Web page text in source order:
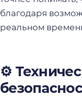
благодаря
реальном
⚙️